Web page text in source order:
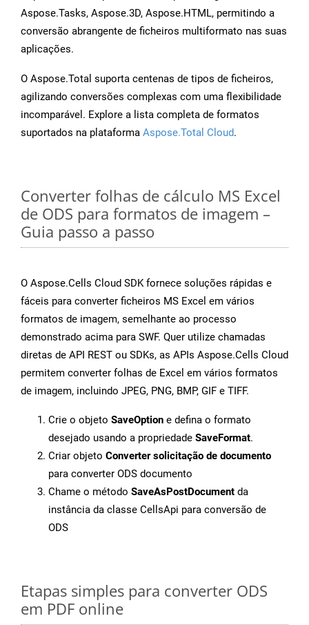
Aspose.Tasks, Aspose.3D, Aspose.HTML, permitindo a
conversão abrangente de ficheiros multiformato nas suas
aplicações.
O Aspose.Total suporta centenas de tipos de ficheiros,
agilizando conversões complexas com uma flexibilidade
incomparável. Explore a lista completa de formatos
suportados na plataforma Aspose.Total Cloud.
Converter folhas de cálculo MS Excel
de ODS para formatos de imagem –
Guia passo a passo
O Aspose.Cells Cloud SDK fornece soluções rápidas e
fáceis para converter ficheiros MS Excel em vários
formatos de imagem, semelhante ao processo
demonstrado acima para SWF. Quer utilize chamadas
diretas de API REST ou SDKs, as APIs Aspose.Cells Cloud
permitem converter folhas de Excel em vários formatos
de imagem, incluindo JPEG, PNG, BMP, GIF e TIFF.
Crie o objeto SaveOption e defina o formato
desejado usando a propriedade SaveFormat.
Criar objeto Converter solicitação de documento
para converter ODS documento
Chame o método SaveAsPostDocument da
instância da classe CellsApi para conversão de
ODS
Etapas simples para converter ODS
em PDF online